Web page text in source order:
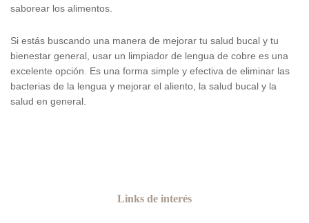
saborear los alimentos.
Si estás buscando una manera de mejorar tu salud bucal y tu
bienestar general, usar un limpiador de lengua de cobre es una
excelente opción. Es una forma simple y efectiva de eliminar las
bacterias de la lengua y mejorar el aliento, la salud bucal y la
salud en general.
Links de interés